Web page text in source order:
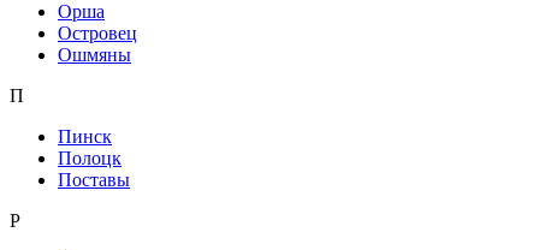
Орша
Островец
Ошмяны
П
Пинск
Полоцк
Поставы
Р